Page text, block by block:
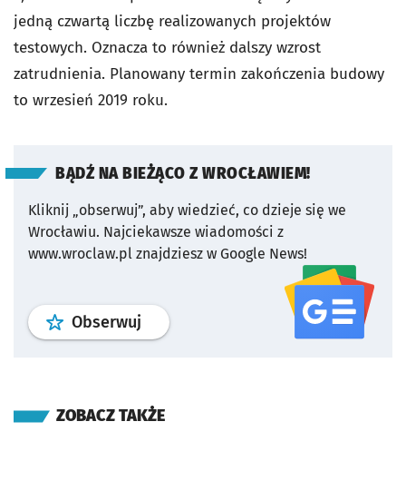
jedną czwartą liczbę realizowanych projektów
testowych. Oznacza to również dalszy wzrost
zatrudnienia. Planowany termin zakończenia budowy
to wrzesień 2019 roku.
BĄDŹ NA BIEŻĄCO Z WROCŁAWIEM!
Kliknij „obserwuj”, aby wiedzieć, co dzieje się we
Wrocławiu. Najciekawsze wiadomości z
www.wroclaw.pl znajdziesz w Google News!
Obserwuj profil serwisu
ZOBACZ TAKŻE